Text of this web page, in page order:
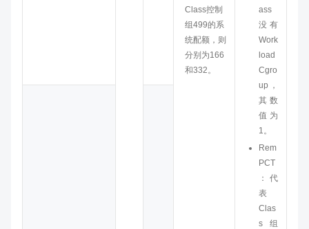
Class控制
组499的系
统配额，则
分别为166
和332。
ass
没有
Work
load
Cgro
up，
其数
值为
1。
Rem
PCT
：代
表
Clas
s组